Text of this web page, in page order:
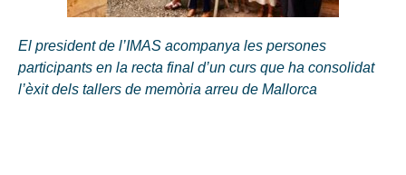
El president de l’IMAS acompanya les persones
participants en la recta final d’un curs que ha consolidat
l’èxit dels tallers de memòria arreu de Mallorca